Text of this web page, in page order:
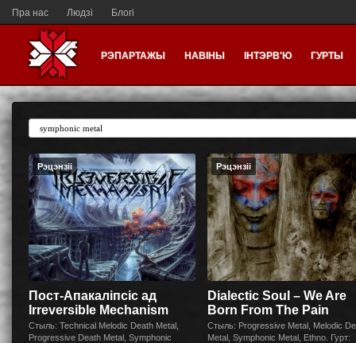
Пра нас Людзі Блогі
РЭПАРТАЖЫ НАВІНЫ ІНТЭРВ'Ю ГУРТЫ
Рэцэнзіі
Пост-Апакаліпсіс ад
Irreversible Mechanism
Стыль: Technical Melodic Death Metal,
Progressive Death Metal, Symphonic
Рэцэнзіі
Dialectic Soul – We Are
Born From The Pain
Стыль: Progressive Metal, Melodic
Metal, Symphonic Metal, Ethno. Гурт: